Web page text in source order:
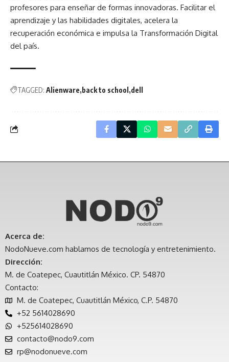
profesores para enseñar de formas innovadoras. Facilitar el
aprendizaje y las habilidades digitales, acelera la
recuperación económica e impulsa la Transformación Digital
del país.
TAGGED: Alienware back to school dell
Acerca de:
NodoNueve.com hablamos de tecnología y entretenimiento.
Dirección:
M. de Coatepec, Cuautitlán México. CP. 54870
Contacto:
M. de Coatepec, Cuautitlán México, C.P. 54870
+52 5614028690
+525614028690
contacto@nodo9.com
rp@nodonueve.com